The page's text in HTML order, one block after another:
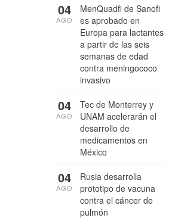
MenQuadfi de Sanofi
es aprobado en
Europa para lactantes
a partir de las seis
semanas de edad
contra meningococo
invasivo
04
AGO
Tec de Monterrey y
UNAM acelerarán el
desarrollo de
medicamentos en
México
04
AGO
Rusia desarrolla
prototipo de vacuna
contra el cáncer de
pulmón
04
AGO